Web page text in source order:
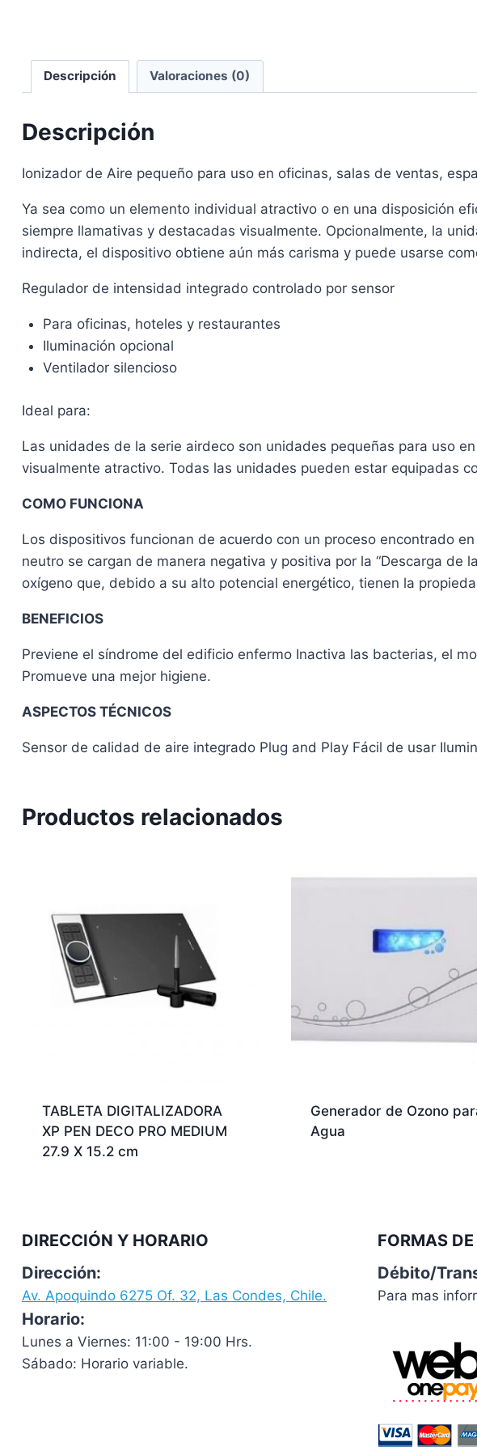
Descripción Valoraciones (0)
Descripción
Ionizador de Aire pequeño para uso en oficinas, salas de ventas,
Ya sea como un elemento individual atractivo o en una disposición
siempre llamativas y destacadas visualmente. Opcionalmente, la
indirecta, el dispositivo obtiene aún más carisma y puede usarse
Regulador de intensidad integrado controlado por sensor
Para oficinas, hoteles y restaurantes
Iluminación opcional
Ventilador silencioso
Ideal para:
Las unidades de la serie airdeco son unidades pequeñas para uso
visualmente atractivo. Todas las unidades pueden estar equipadas
COMO FUNCIONA
Los dispositivos funcionan de acuerdo con un proceso encontrado
neutro se cargan de manera negativa y positiva por la “Descarga de
oxígeno que, debido a su alto potencial energético, tienen la
BENEFICIOS
Previene el síndrome del edificio enfermo Inactiva las bacterias, el
Promueve una mejor higiene.
ASPECTOS TÉCNICOS
Sensor de calidad de aire integrado Plug and Play Fácil de usar
Productos relacionados
TABLETA DIGITALIZADORA
XP PEN DECO PRO MEDIUM
27.9 X 15.2 cm
Generador de Ozono
Agua
DIRECCIÓN Y HORARIO
Dirección:
Av. Apoquindo 6275 Of. 32, Las Condes, Chile.
Horario:
Lunes a Viernes: 11:00 - 19:00 Hrs.
Sábado: Horario variable.
FORMAS DE
Débito/
Para mas